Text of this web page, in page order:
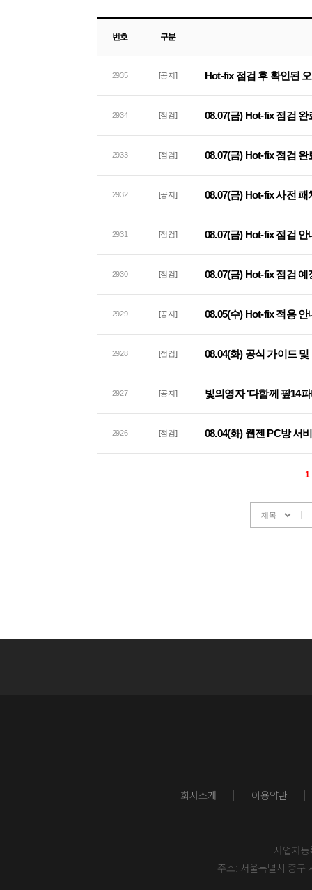
번호 구분
2935 [공지] Hot-fix 점검 후 확인된
2934 [점검] 08.07(금) Hot-fix 점검 완
2933 [점검] 08.07(금) Hot-fix 점검
2932 [공지] 08.07(금) Hot-fix 사전
2931 [점검] 08.07(금) Hot-fix 점검 안
2930 [점검] 08.07(금) Hot-fix 점검 예
2929 [공지] 08.05(수) Hot-fix 적용 안
2928 [점검] 08.04(화) 공식 가이드
2927 [공지] 빛의영자 '다함께 팦14
2926 [점검] 08.04(화) 웹젠 PC방 서
1
회사소개 이용약관
사업자
주소: 서울특별시 중구